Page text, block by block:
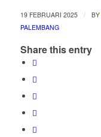
19 FEBRUARI 2025 / BY
PALEMBANG
Share this entry